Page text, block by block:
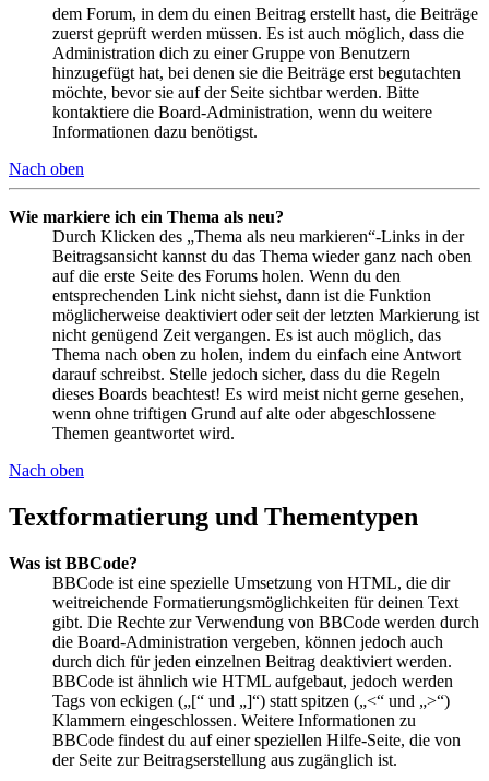
dem Forum, in dem du einen Beitrag erstellt hast, die Beiträge
zuerst geprüft werden müssen. Es ist auch möglich, dass die
Administration dich zu einer Gruppe von Benutzern
hinzugefügt hat, bei denen sie die Beiträge erst begutachten
möchte, bevor sie auf der Seite sichtbar werden. Bitte
kontaktiere die Board-Administration, wenn du weitere
Informationen dazu benötigst.
Nach oben
Wie markiere ich ein Thema als neu?
Durch Klicken des „Thema als neu markieren“-Links in der
Beitragsansicht kannst du das Thema wieder ganz nach oben
auf die erste Seite des Forums holen. Wenn du den
entsprechenden Link nicht siehst, dann ist die Funktion
möglicherweise deaktiviert oder seit der letzten Markierung ist
nicht genügend Zeit vergangen. Es ist auch möglich, das
Thema nach oben zu holen, indem du einfach eine Antwort
darauf schreibst. Stelle jedoch sicher, dass du die Regeln
dieses Boards beachtest! Es wird meist nicht gerne gesehen,
wenn ohne triftigen Grund auf alte oder abgeschlossene
Themen geantwortet wird.
Nach oben
Textformatierung und Thementypen
Was ist BBCode?
BBCode ist eine spezielle Umsetzung von HTML, die dir
weitreichende Formatierungsmöglichkeiten für deinen Text
gibt. Die Rechte zur Verwendung von BBCode werden durch
die Board-Administration vergeben, können jedoch auch
durch dich für jeden einzelnen Beitrag deaktiviert werden.
BBCode ist ähnlich wie HTML aufgebaut, jedoch werden
Tags von eckigen („[“ und „]“) statt spitzen („<“ und „>“)
Klammern eingeschlossen. Weitere Informationen zu
BBCode findest du auf einer speziellen Hilfe-Seite, die von
der Seite zur Beitragserstellung aus zugänglich ist.